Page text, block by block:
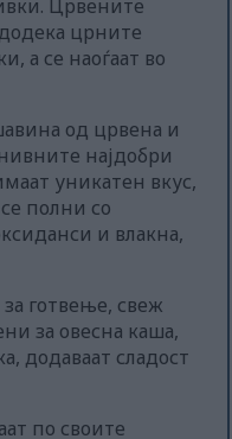
Црвените
црните
а се наоѓаат во
од црвена и
најдобри
уникатен вкус,
полни со
и влакна,
готвење, свеж
за овесна каша,
додаваат сладост
по своите